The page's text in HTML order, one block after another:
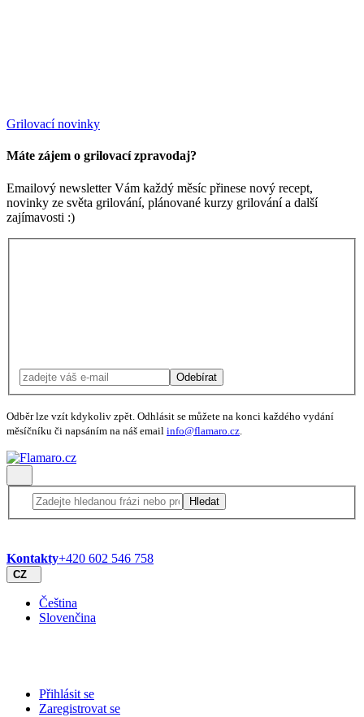
Grilovací novinky
Máte zájem o grilovací zpravodaj?
Emailový newsletter Vám každý měsíc přinese nový recept,
novinky ze světa grilování, plánované kurzy grilování a další
zajímavosti :)
Odebírat
Odběr lze vzít kdykoliv zpět. Odhlásit se můžete na konci každého vydání
měsíčníku či napsáním na náš email info@flamaro.cz.
Hledat
Kontakty+420 602 546 758
CZ
Čeština
Slovenčina
Přihlásit se
Zaregistrovat se